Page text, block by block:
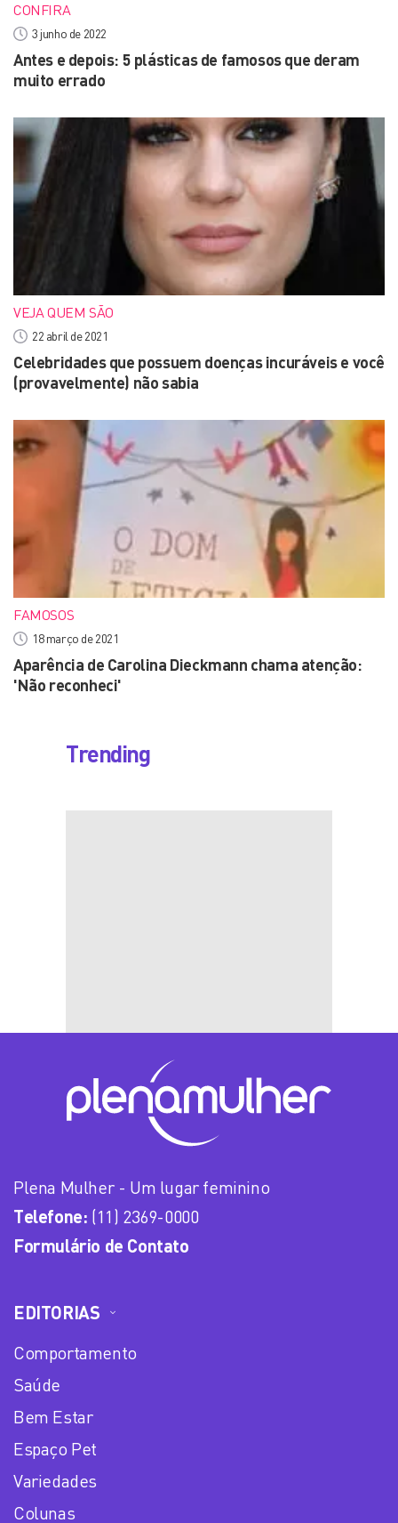
CONFIRA
3 junho de 2022
Antes e depois: 5 plásticas de famosos que deram
muito errado
VEJA QUEM SÃO
22 abril de 2021
Celebridades que possuem doenças incuráveis e você
(provavelmente) não sabia
FAMOSOS
18 março de 2021
Aparência de Carolina Dieckmann chama atenção:
'Não reconheci'
Trending
Plena Mulher - Um lugar feminino
Telefone: (11) 2369-0000
Formulário de Contato
EDITORIAS
Comportamento
Saúde
Bem Estar
Espaço Pet
Variedades
Colunas